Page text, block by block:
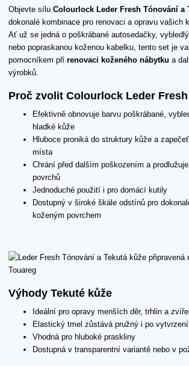
Objevte sílu Colourlock Leder Fresh Tónování a
dokonalé kombinace pro renovaci a opravu vašich
Ať už se jedná o poškrábané autosedačky,
nebo popraskanou koženou kabelku, tento set je
pomocníkem při renovaci koženého nábytku a
výrobků.
Proč zvolit Colourlock Leder
Efektivně obnovuje barvu poškrábané,
hladké kůže
Hluboce proniká do struktury kůže a
místa
Chrání před dalším poškozením a
povrchů
Jednoduché použití i pro domácí kutily
Dostupný v široké škále odstínů pro
koženým povrchem
Výhody Tekuté kůže
Ideální pro opravy menších děr, trhlin a
Elastický tmel zůstává pružný i po vytvrzení
Vhodná pro hluboké praskliny
Dostupná v transparentní variantě nebo v